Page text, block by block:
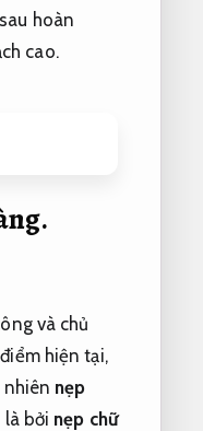
hoàn
cao.
và chủ
hiện tại,
nẹp
bởi nẹp chữ